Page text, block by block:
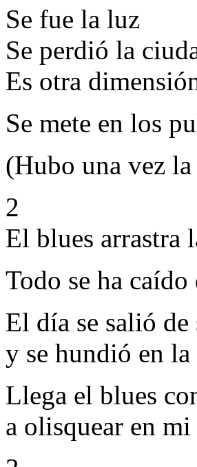
Se fue la luz
Se perdió la
Es otra
Se mete en los
(Hubo una vez
2
El blues arrastra
Todo se ha
El día se salió
y se hundió en
Llega el blues
a olisquear en